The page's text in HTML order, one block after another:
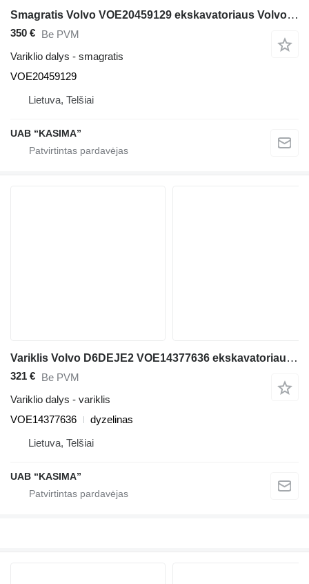
Smagratis Volvo VOE20459129 ekskavatoriaus Volvo EW160B
350 € Be PVM
Variklio dalys - smagratis
VOE20459129
Lietuva, Telšiai
UAB “KASIMA”
Variklis Volvo D6DEJE2 VOE14377636 ekskavatoriaus Volvo EW160B
321 € Be PVM
Variklio dalys - variklis
VOE14377636
dyzelinas
Lietuva, Telšiai
UAB “KASIMA”